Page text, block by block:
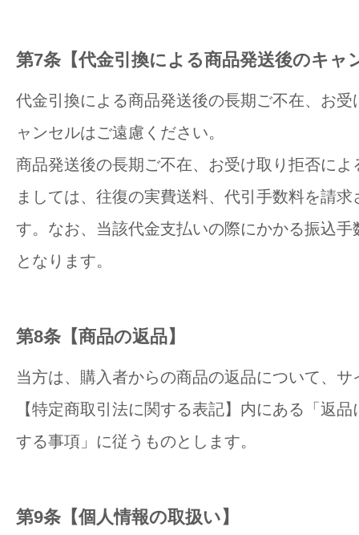
第7条【代金引換による商品発送後のキャ
代金引換による商品発送後の長期ご不在、お受
ャンセルはご遠慮ください。
商品発送後の長期ご不在、お受け取り拒否によ
ましては、往復の実費送料、代引手数料を請
す。なお、当該代金支払いの際にかかる振込手
となります。
第8条【商品の返品】
当方は、購入者からの商品の返品について、
【特定商取引法に関する表記】内にある「返
する事項」に従うものとします。
第9条【個人情報の取扱い】